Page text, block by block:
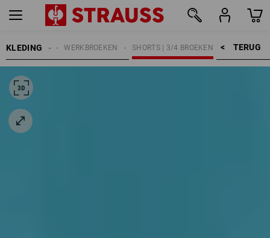
KLEDING TERUG    >
SHORTS | 3/4 BROEKEN
WERKBROEKEN
DAMES